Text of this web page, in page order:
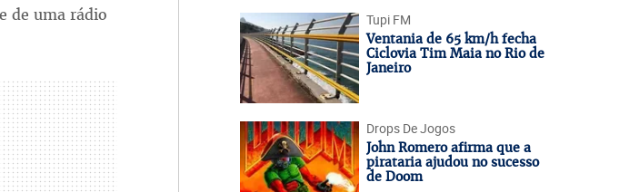
de uma rádio
Tupi FM
Ventania de 65 km/h fecha
Ciclovia Tim Maia no Rio de
Janeiro
Drops De Jogos
John Romero afirma que a
pirataria ajudou no sucesso
de Doom